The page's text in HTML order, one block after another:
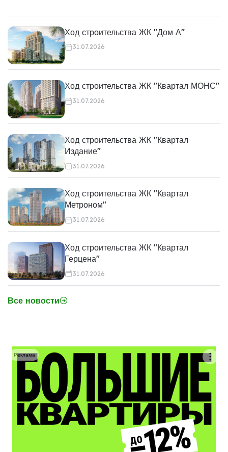
Ход строительства ЖК "Дом А"
31.07.2026
Ход строительства ЖК "Квартал МОНС"
31.07.2026
Ход строительства ЖК "Квартал
Издание"
31.07.2026
Ход строительства ЖК "Квартал
Метроном"
31.07.2026
Ход строительства ЖК "Квартал
Герцена"
31.07.2026
Все новости
Реклама